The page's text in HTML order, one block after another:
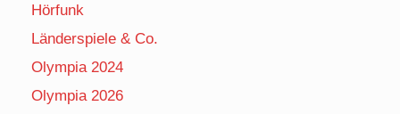
Hörfunk
Länderspiele & Co.
Olympia 2024
Olympia 2026